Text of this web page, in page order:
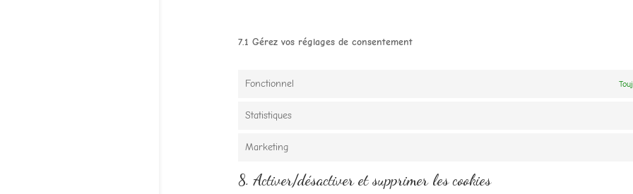
7.1 Gérez vos réglages de consentement
Fonctionnel
Statistiques
Marketing
8. Activer/désactiver et supprimer les cookies